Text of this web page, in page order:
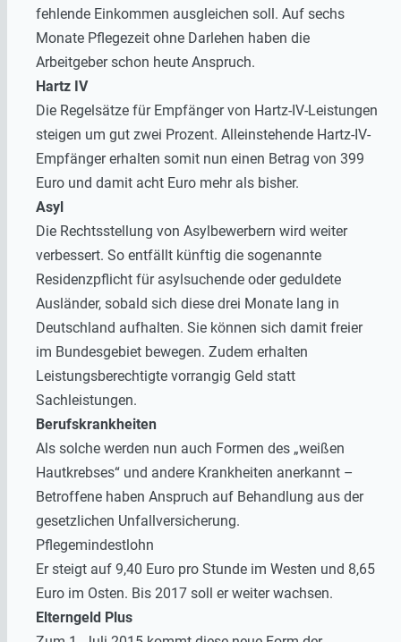
fehlende Einkommen ausgleichen soll. Auf sechs
Monate Pflegezeit ohne Darlehen haben die
Arbeitgeber schon heute Anspruch.
Hartz IV
Die Regelsätze für Empfänger von Hartz-IV-Leistungen
steigen um gut zwei Prozent. Alleinstehende Hartz-IV-
Empfänger erhalten somit nun einen Betrag von 399
Euro und damit acht Euro mehr als bisher.
Asyl
Die Rechtsstellung von Asylbewerbern wird weiter
verbessert. So entfällt künftig die sogenannte
Residenzpflicht für asylsuchende oder geduldete
Ausländer, sobald sich diese drei Monate lang in
Deutschland aufhalten. Sie können sich damit freier
im Bundesgebiet bewegen. Zudem erhalten
Leistungsberechtigte vorrangig Geld statt
Sachleistungen.
Berufskrankheiten
Als solche werden nun auch Formen des „weißen
Hautkrebses“ und andere Krankheiten anerkannt –
Betroffene haben Anspruch auf Behandlung aus der
gesetzlichen Unfallversicherung.
Pflegemindestlohn
Er steigt auf 9,40 Euro pro Stunde im Westen und 8,65
Euro im Osten. Bis 2017 soll er weiter wachsen.
Elterngeld Plus